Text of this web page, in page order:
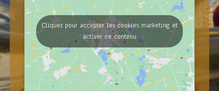
Cliquez pour accepter les cookies marketing et
activer ce contenu